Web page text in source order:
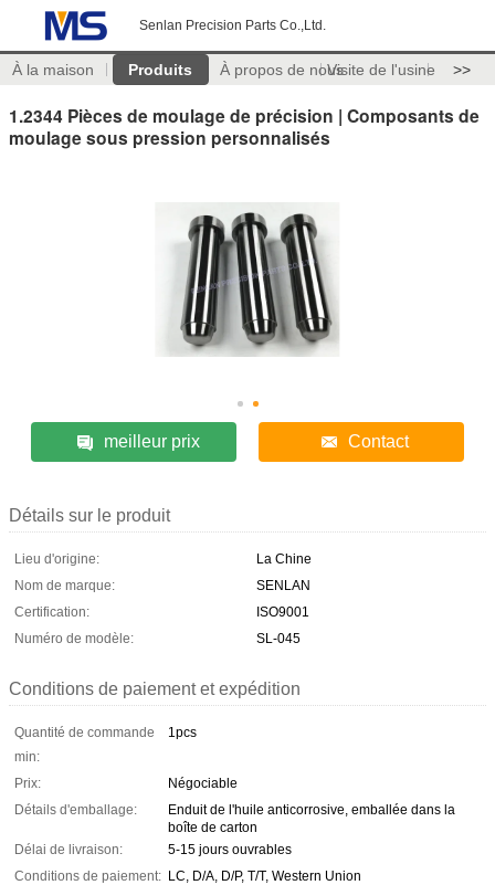
Senlan Precision Parts Co.,Ltd.
À la maison Produits À propos de nousVisite de l'usine >>
1.2344 Pièces de moulage de précision | Composants de
moulage sous pression personnalisés
meilleur prix Contact
Détails sur le produit
Lieu d'origine:
La Chine
Nom de marque:
SENLAN
Certification:
ISO9001
Numéro de modèle:
SL-045
Conditions de paiement et expédition
Quantité de commande
min:
1pcs
Prix:
Négociable
Détails d'emballage:
Enduit de l'huile anticorrosive, emballée dans la
boîte de carton
Délai de livraison:
5-15 jours ouvrables
Conditions de paiement: LC, D/A, D/P, T/T, Western Union